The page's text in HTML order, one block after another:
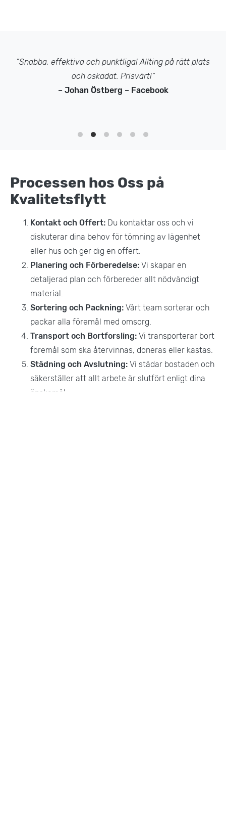
”Snabba, effektiva och punktliga! Allting på rätt plats
och oskadat. Prisvärt!”
– Johan Östberg – Facebook
Processen hos Oss på
Kvalitetsflytt
Kontakt och Offert: Du kontaktar oss och vi
diskuterar dina behov för tömning av lägenhet
eller hus och ger dig en offert.
Planering och Förberedelse: Vi skapar en
detaljerad plan och förbereder allt nödvändigt
material.
Sortering och Packning: Vårt team sorterar och
packar alla föremål med omsorg.
Transport och Bortforsling: Vi transporterar bort
föremål som ska återvinnas, doneras eller kastas.
Städning och Avslutning: Vi städar bostaden och
säkerställer att allt arbete är slutfört enligt dina
önskemål.